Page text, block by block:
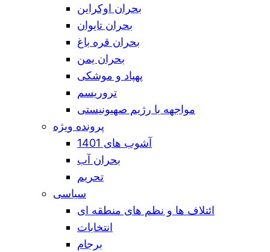
بحران اوکراین
بحران تایوان
بحران قره باغ
بحران یمن
پهپاد و موشکی
تروریسم
مواجهه با رژیم صهیونیستی
پرونده ویژه
آشوب های 1401
بحران آب
تحریم
سیاسی
ائتلاف ها و نظم های منطقه ای
انتخابات
برجام